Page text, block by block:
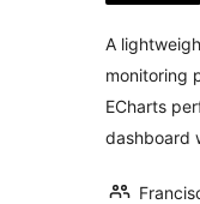
A
monitoring
ECharts
dashboard